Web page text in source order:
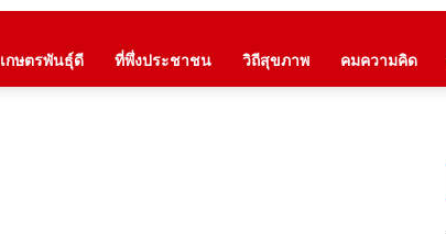
เกษตรพันธุ์ดี ที่พึ่งประชาชน วิถีสุขภาพ คมความคิด